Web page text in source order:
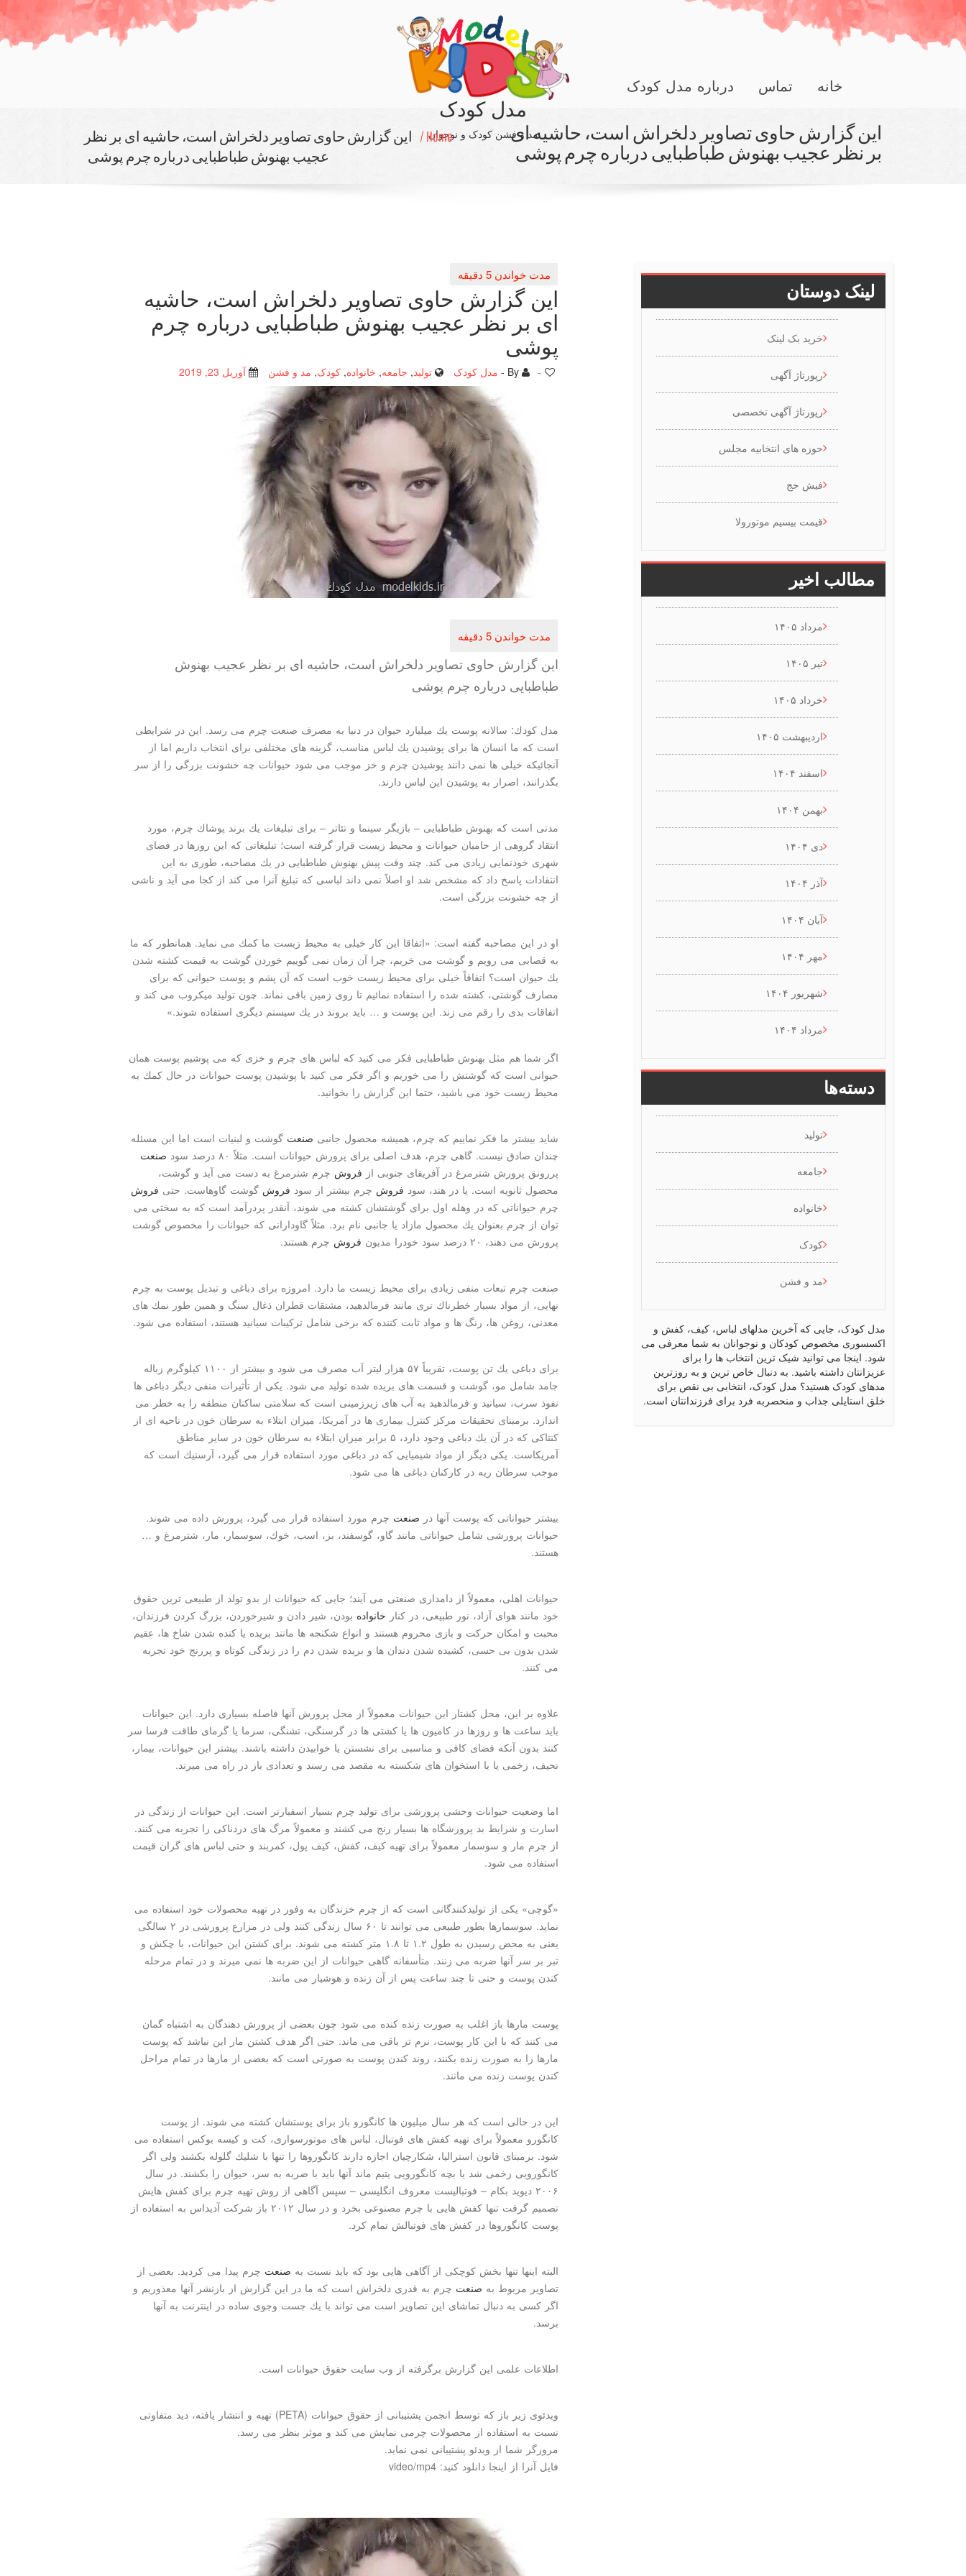
مدل کودک
مد و فشن کودک و نوجوان
خانه تماس درباره مدل کودک
Home /
این گزارش حاوی تصاویر دلخراش است، حاشیه ای بر نظر
عجیب بهنوش طباطبایی درباره چرم پوشی
این گزارش حاوی تصاویر دلخراش است، حاشیه ای
بر نظر عجیب بهنوش طباطبایی درباره چرم پوشی
این گزارش حاوی تصاویر دلخراش است، حاشیه
ای بر نظر عجیب بهنوش طباطبایی درباره چرم
پوشی
مدل کودک تولید, جامعه, خانواده, کودک, مد و فشن آوریل 23, 2019 -
این گزارش حاوی تصاویر دلخراش است، حاشیه ای بر نظر عجیب بهنوش
طباطبایی درباره چرم پوشی
مدل كودك: سالانه پوست یك میلیارد حیوان در دنیا به مصرف صنعت چرم می رسد. این در شرایطی
است كه ما انسان ها برای پوشیدن یك لباس مناسب، گزینه های مختلفی برای انتخاب داریم اما از
آنجائیكه خیلی ها نمی دانند پوشیدن چرم و خز موجب می شود حیوانات چه خشونت بزرگی را از سر
بگذرانند، اصرار به پوشیدن این لباس دارند.
مدتی است كه بهنوش طباطبایی – بازیگر سینما و تئاتر – برای تبلیغات یك برند پوشاك چرم، مورد
انتقاد گروهی از حامیان حیوانات و محیط زیست قرار گرفته است؛ تبلیغاتی كه این روزها در فضای
شهری خودنمایی زیادی می كند. چند وقت پیش بهنوش طباطبایی در یك مصاحبه، طوری به این
انتقادات پاسخ داد كه مشخص شد او اصلاً نمی داند لباسی كه تبلیغ آنرا می كند از كجا می آید و ناشی
از چه خشونت بزرگی است.
او در این مصاحبه گفته است: «اتفاقا این كار خیلی به محیط زیست ما كمك می نماید. همانطور كه ما
به قصابی می رویم و گوشت می خریم، چرا آن زمان نمی گوییم خوردن گوشت به قیمت كشته شدن
یك حیوان است؟ اتفاقاً خیلی برای محیط زیست خوب است كه آن پشم و پوست حیوانی كه برای
مصارف گوشتی، كشته شده را استفاده نمائیم تا روی زمین باقی نماند. چون تولید میكروب می كند و
اتفاقات بدی را رقم می زند. این پوست و … باید بروند در یك سیستم دیگری استفاده شوند.»
اگر شما هم مثل بهنوش طباطبایی فكر می كنید كه لباس های چرم و خزی كه می پوشیم پوست همان
حیوانی است كه گوشتش را می خوریم و اگر فكر می كنید با پوشیدن پوست حیوانات در حال كمك به
محیط زیست خود می باشید، حتما این گزارش را بخوانید.
شاید بیشتر ما فكر نماییم كه چرم، همیشه محصول جانبی صنعت گوشت و لبنیات است اما این مسئله
چندان صادق نیست. گاهی چرم، هدف اصلی برای پرورش حیوانات است. مثلاً ۸۰ درصد سود
صنعت
پررونق پرورش شترمرغ در آفریقای جنوبی از فروش چرم شترمرغ به دست می آید و گوشت،
محصول ثانویه است. یا در هند، سود فروش چرم بیشتر از سود فروش گوشت گاوهاست. حتی فروش
چرم حیواناتی كه در وهله اول برای گوشتشان كشته می شوند، آنقدر پردرآمد است كه به سختی می
توان از چرم بعنوان یك محصول مازاد یا جانبی نام برد. مثلاً گاودارانی كه حیوانات را مخصوص گوشت
پرورش می دهند، ۲۰ درصد سود خودرا مدیون
فروش چرم هستند.
صنعت چرم تبعات منفی زیادی برای محیط زیست ما دارد. امروزه برای دباغی و تبدیل پوست به چرم
نهایی، از مواد بسیار خطرناك تری مانند فرمالدهید، مشتقات قطران ذغال سنگ و همین طور نمك های
معدنی، روغن ها، رنگ ها و مواد ثابت كننده كه برخی شامل تركیبات سیانید هستند، استفاده می شود.
برای دباغی یك تن پوست، تقریباً ۵۷ هزار لیتر آب مصرف می شود و بیشتر از ۱۱۰۰ كیلوگرم زباله
جامد شامل مو، گوشت و قسمت های بریده شده تولید می شود. یكی از تأثیرات منفی دیگر دباغی ها
نفوذ سرب، سیانید و فرمالدهید به آب های زیرزمینی است كه سلامتی ساكنان منطقه را به خطر می
اندازد. برمبنای تحقیقات مركز كنترل بیماری ها در آمریكا، میزان ابتلاء به سرطان خون در ناحیه ای از
كنتاكی كه در آن یك دباغی وجود دارد، ۵ برابر میزان ابتلاء به سرطان خون در سایر مناطق
آمریكاست. یكی دیگر از مواد شیمیایی كه در دباغی مورد استفاده قرار می گیرد، آرسنیك است كه
موجب سرطان ریه در كاركنان دباغی ها می شود.
بیشتر حیواناتی كه پوست آنها در صنعت چرم مورد استفاده قرار می گیرد، پرورش داده می شوند.
حیوانات پرورشی شامل حیواناتی مانند گاو، گوسفند، بز، اسب، خوك، سوسمار، مار، شترمرغ و …
هستند.
حیوانات اهلی، معمولاً از دامداری صنعتی می آیند؛ جایی كه حیوانات از بدو تولد از طبیعی ترین حقوق
خود مانند هوای آزاد، نور طبیعی، در كنار خانواده بودن، شیر دادن و شیرخوردن، بزرگ كردن فرزندان،
محبت و امكان حركت و بازی محروم هستند و انواع شكنجه ها مانند بریده یا كنده شدن شاخ ها، عقیم
شدن بدون بی حسی، كشیده شدن دندان ها و بریده شدن دم را در زندگی كوتاه و پررنج خود تجربه
می كنند.
علاوه بر این، محل كشتار این حیوانات معمولاً از محل پرورش آنها فاصله بسیاری دارد. این حیوانات
باید ساعت ها و روزها در كامیون ها یا كشتی ها در گرسنگی، تشنگی، سرما یا گرمای طاقت فرسا سر
كنند بدون آنكه فضای كافی و مناسبی برای نشستن یا خوابیدن داشته باشند. بیشتر این حیوانات، بیمار،
نحیف، زخمی یا با استخوان های شكسته به مقصد می رسند و تعدادی باز در راه می میرند.
اما وضعیت حیوانات وحشی پرورشی برای تولید چرم بسیار اسفبارتر است. این حیوانات از زندگی در
اسارت و شرایط بد پرورشگاه ها بسیار رنج می كشند و معمولاً مرگ های دردناكی را تجربه می كنند.
از چرم مار و سوسمار معمولاً برای تهیه كیف، كفش، كیف پول، كمربند و حتی لباس های گران قیمت
استفاده می شود.
«گوچی» یكی از تولیدكنندگانی است كه از چرم خزندگان به وفور در تهیه محصولات خود استفاده می
نماید. سوسمارها بطور طبیعی می توانند تا ۶۰ سال زندگی كنند ولی در مزارع پرورشی در ۲ سالگی
یعنی به محض رسیدن به طول ۱.۲ تا ۱.۸ متر كشته می شوند. برای كشتن این حیوانات، با چكش و
تبر بر سر آنها ضربه می زنند. متأسفانه گاهی حیوانات از این ضربه ها نمی میرند و در تمام مرحله
كندن پوست و حتی تا چند ساعت پس از آن زنده و هوشیار می مانند.
پوست مارها باز اغلب به صورت زنده كنده می شود چون بعضی از پرورش دهندگان به اشتباه گمان
می كنند كه با این كار پوست، نرم تر باقی می ماند. حتی اگر هدف كشتن مار این نباشد كه پوست
مارها را به صورت زنده بكنند، روند كندن پوست به صورتی است كه بعضی از مارها در تمام مراحل
كندن پوست زنده می مانند.
این در حالی است كه هر سال میلیون ها كانگورو باز برای پوستشان كشته می شوند. از پوست
كانگورو معمولاً برای تهیه كفش های فوتبال، لباس های موتورسواری، كت و كیسه بوكس استفاده می
شود. برمبنای قانون استرالیا، شكارچیان اجازه دارند كانگوروها را تنها با شلیك گلوله بكشند ولی اگر
كانگورویی زخمی شد یا بچه كانگورویی یتیم ماند آنها باید با ضربه به سر، حیوان را بكشند. در سال
۲۰۰۶ دیوید بكام – فوتبالیست معروف انگلیسی – سپس آگاهی از روش تهیه چرم برای كفش هایش
تصمیم گرفت تنها كفش هایی با چرم مصنوعی بخرد و در سال ۲۰۱۲ باز شركت آدیداس به استفاده از
پوست كانگوروها در كفش های فوتبالش تمام كرد.
البته اینها تنها بخش كوچكی از آگاهی هایی بود كه باید نسبت به صنعت چرم پیدا می كردید. بعضی از
تصاویر مربوط به صنعت چرم به قدری دلخراش است كه ما در این گزارش از بازنشر آنها معذوریم و
اگر كسی به دنبال تماشای این تصاویر است می تواند با یك جست وجوی ساده در اینترنت به آنها
برسد.
اطلاعات علمی این گزارش برگرفته از وب سایت حقوق حیوانات است.
ویدئوی زیر باز كه توسط انجمن پشتیبانی از حقوق حیوانات (PETA) تهیه و انتشار یافته، دید متفاوتی
نسبت به استفاده از محصولات چرمی نمایش می كند و موثر بنظر می رسد.
مرورگر شما از ویدئو پشتیبانی نمی نماید.
فایل آنرا از اینجا دانلود كنید: video/mp4
لینک دوستان
خرید بک لینک
رپورتاژ آگهی
رپورتاژ آگهی تخصصی
حوزه های انتخابیه مجلس
فیش حج
قیمت بیسیم موتورولا
مطالب اخیر
مرداد ۱۴۰۵
تیر ۱۴۰۵
خرداد ۱۴۰۵
اردیبهشت ۱۴۰۵
اسفند ۱۴۰۴
بهمن ۱۴۰۴
دی ۱۴۰۴
آذر ۱۴۰۴
آبان ۱۴۰۴
مهر ۱۴۰۴
شهریور ۱۴۰۴
مرداد ۱۴۰۴
دسته‌ها
تولید
جامعه
خانواده
کودک
مد و فشن
مدل کودک، جایی که آخرین مدلهای لباس، کیف، کفش و
اکسسوری مخصوص کودکان و نوجوانان به شما معرفی می
شود. اینجا می توانید شیک ترین انتخاب ها را برای
عزیزانتان داشته باشید. به دنبال خاص ترین و به روزترین
مدهای کودک هستید؟ مدل کودک، انتخابی بی نقص برای
خلق استایلی جذاب و منحصربه فرد برای فرزندانتان است.